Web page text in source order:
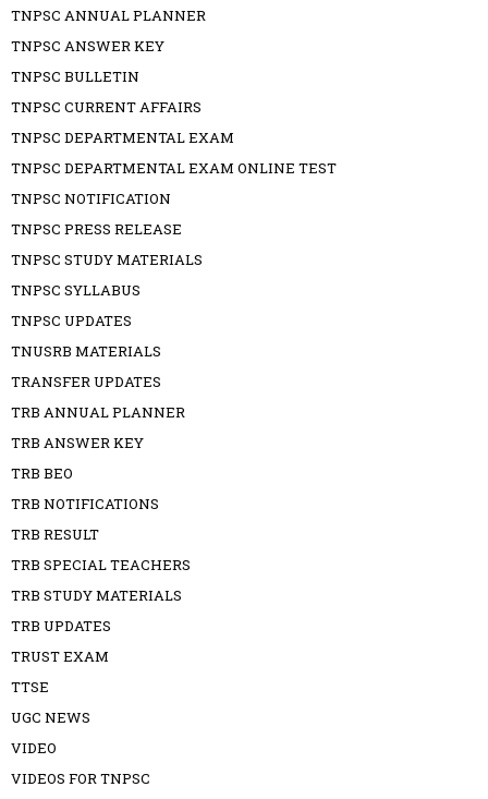
TNPSC ANNUAL PLANNER
TNPSC ANSWER KEY
TNPSC BULLETIN
TNPSC CURRENT AFFAIRS
TNPSC DEPARTMENTAL EXAM
TNPSC DEPARTMENTAL EXAM ONLINE TEST
TNPSC NOTIFICATION
TNPSC PRESS RELEASE
TNPSC STUDY MATERIALS
TNPSC SYLLABUS
TNPSC UPDATES
TNUSRB MATERIALS
TRANSFER UPDATES
TRB ANNUAL PLANNER
TRB ANSWER KEY
TRB BEO
TRB NOTIFICATIONS
TRB RESULT
TRB SPECIAL TEACHERS
TRB STUDY MATERIALS
TRB UPDATES
TRUST EXAM
TTSE
UGC NEWS
VIDEO
VIDEOS FOR TNPSC